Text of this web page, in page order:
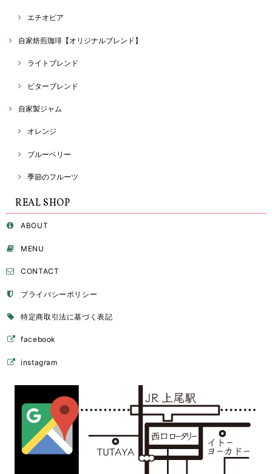
エチオピア
自家焙煎珈琲【オリジナルブレンド】
ライトブレンド
ビターブレンド
自家製ジャム
オレンジ
ブルーベリー
季節のフルーツ
REAL SHOP
ABOUT
MENU
CONTACT
プライバシーポリシー
特定商取引法に基づく表記
facebook
instagram